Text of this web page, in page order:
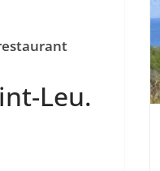
Leu.